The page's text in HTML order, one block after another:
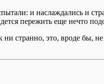
и наслаждались и
пережить еще нечто
это, вроде бы, не